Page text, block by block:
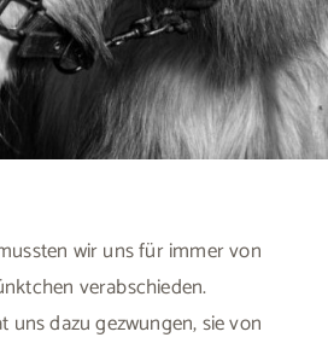
wir uns für immer von
verabschieden.
uns dazu gezwungen, sie von